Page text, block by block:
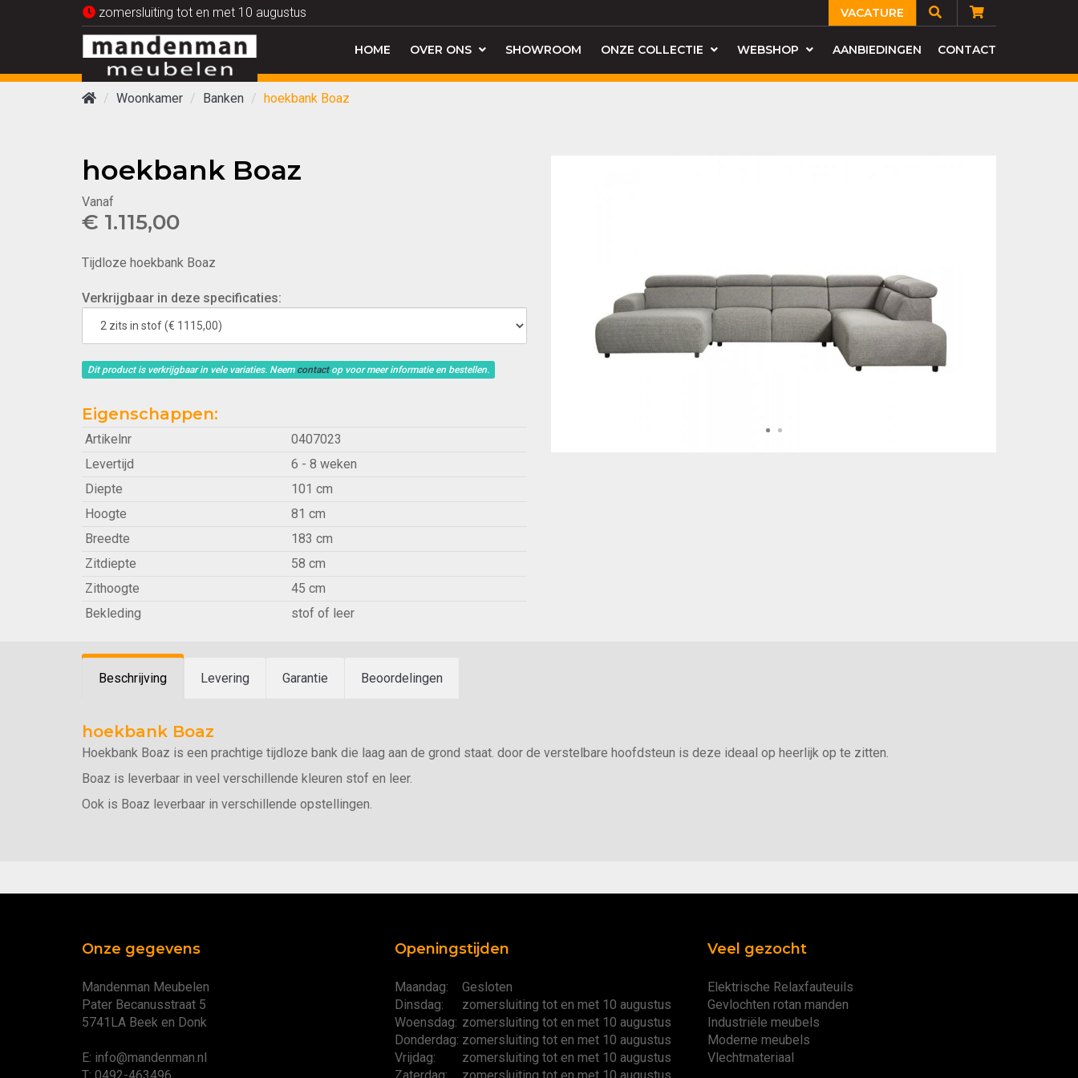
zomersluiting tot en met 10 augustus VACATURE
HOME OVER ONS SHOWROOM ONZE COLLECTIE WEBSHOP AANBIEDINGEN CONTACT
Woonkamer Banken hoekbank Boaz
hoekbank Boaz
Vanaf
€ 1.115,00
Tijdloze hoekbank Boaz
Verkrijgbaar in deze specificaties:
Dit product is verkrijgbaar in vele variaties. Neem contactop voor meer informatie en bestellen.
Eigenschappen:
Artikelnr
0407023
Levertijd
6 - 8 weken
Diepte
101 cm
Hoogte
81 cm
Breedte
183 cm
Zitdiepte
58 cm
Zithoogte
45 cm
Bekleding
stof of leer
Beschrijving Levering Garantie Beoordelingen
hoekbank Boaz
Hoekbank Boaz is een prachtige tijdloze bank die laag aan de grond staat. door de verstelbare hoofdsteun is deze ideaal op heerlijk op te zitten.
Boaz is leverbaar in veel verschillende kleuren stof en leer.
Ook is Boaz leverbaar in verschillende opstellingen.
Onze gegevens
Mandenman Meubelen
Pater Becanusstraat 5
5741LA Beek en Donk
E: info@mandenman.nl
T: 0492-463496
Openingstijden
Maandag:
Gesloten
Dinsdag:
zomersluiting tot en met 10 augustus
Woensdag: zomersluiting tot en met 10 augustus
Donderdag: zomersluiting tot en met 10 augustus
Vrijdag:
zomersluiting tot en met 10 augustus
Zaterdag:
zomersluiting tot en met 10 augustus
Veel gezocht
Elektrische Relaxfauteuils
Gevlochten rotan manden
Industriële meubels
Moderne meubels
Vlechtmateriaal